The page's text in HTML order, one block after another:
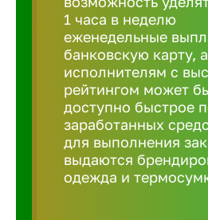
1 часа в неделю
еженедельные
банковскую карту, а
исполнителям с
рейтингом может
доступно быстрое
заработанных
для выполнения
выдаются
одежда и